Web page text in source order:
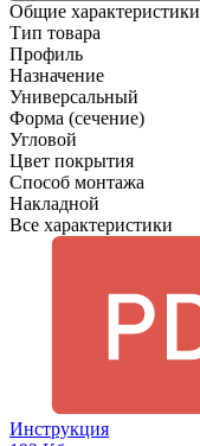
Общие характеристики
Тип товара
Профиль
Назначение
Универсальный
Форма (сечение)
Угловой
Цвет покрытия
Способ монтажа
Накладной
Все характеристики
Инструкция